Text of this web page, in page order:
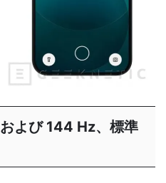
よび 144 Hz、標準